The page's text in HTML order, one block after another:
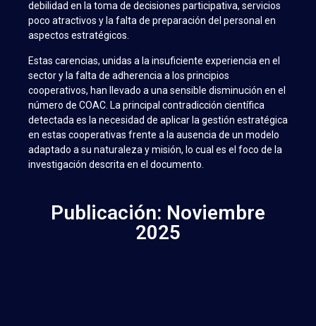
debilidad en la toma de decisiones participativa, servicios
poco atractivos y la falta de preparación del personal en
aspectos estratégicos.
Estas carencias, unidas a la insuficiente experiencia en el
sector y la falta de adherencia a los principios
cooperativos, han llevado a una sensible disminución en el
número de COAC. La principal contradicción científica
detectada es la necesidad de aplicar la gestión estratégica
en estas cooperativas frente a la ausencia de un modelo
adaptado a su naturaleza y misión, lo cual es el foco de la
investigación descrita en el documento.
Publicación: Noviembre
2025